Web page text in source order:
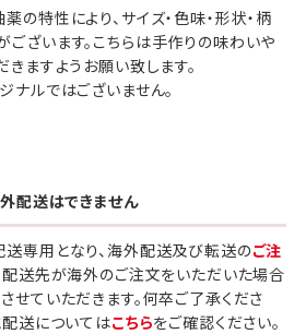
特性により、サイズ・色味・形状・柄
ざいます。こちらは手作りの味わいや
きますようお願い致します。
ナルではございません。
配送はできません
専用となり、海外配送及び転送のご注
配送先が海外のご注文をいただいた場合
せていただきます。何卒ご了承くださ
送についてはこちらをご確認ください。